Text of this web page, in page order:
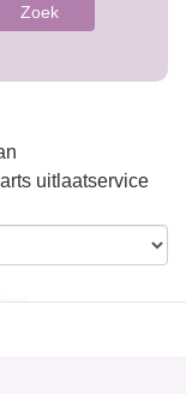
Zoek
uitlaatservice